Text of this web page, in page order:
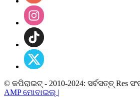
© କପିରାଇଟ୍ - 2010-2024: ସର୍ବସତ୍ତ୍ Res
AMP ମୋବାଇଲ୍ |